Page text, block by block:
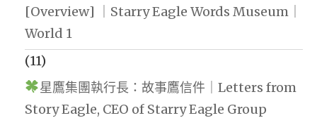
[Overview] ｜Starry Eagle Words Museum｜
World 1
(11)
星鷹集團執行長：故事鷹信件｜Letters from
Story Eagle, CEO of Starry Eagle Group